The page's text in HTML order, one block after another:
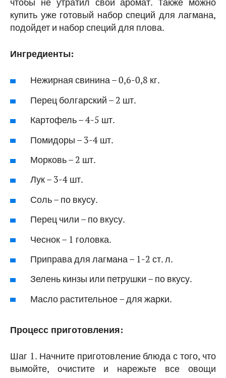
купить уже готовый набор специй для лагмана,
подойдет и набор специй для плова.
Ингредиенты:
Нежирная свинина – 0,6-0,8 кг.
Перец болгарский – 2 шт.
Картофель – 4-5 шт.
Помидоры – 3-4 шт.
Морковь – 2 шт.
Лук – 3-4 шт.
Соль – по вкусу.
Перец чили – по вкусу.
Чеснок – 1 головка.
Приправа для лагмана – 1-2 ст. л.
Зелень кинзы или петрушки – по вкусу.
Масло растительное – для жарки.
Процесс приготовления:
Шаг 1. Начните приготовление блюда с того, что
вымойте, очистите и нарежьте все овощи